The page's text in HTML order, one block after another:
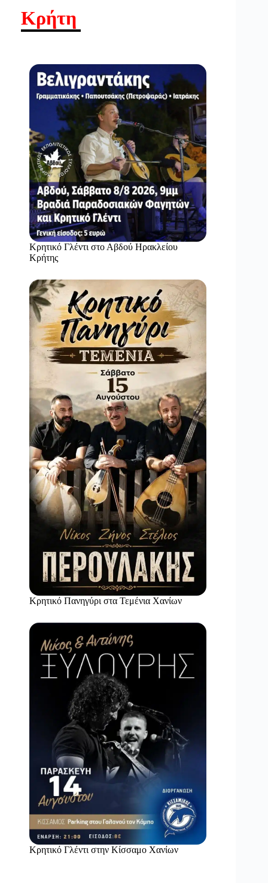
Κρήτη
Κρητικό Γλέντι στο Αβδού Ηρακλείου
Κρήτης
Κρητικό Πανηγύρι στα Τεμένια Χανίων
Κρητικό Γλέντι στην Κίσσαμο Χανίων